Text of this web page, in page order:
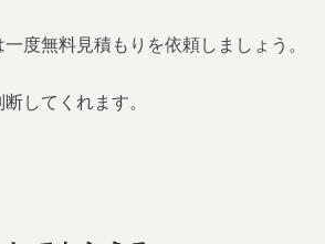
度無料見積もりを依頼しましょう。
してくれます。